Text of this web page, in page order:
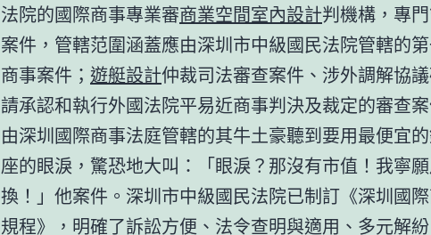
法院的國際商事專業審商業空間室內設計判機構，專
案件，管轄范圍涵蓋應由深圳市中級國民法院管轄的
商事案件； 遊艇設計仲裁司法審查案件、涉外調解協
請承認和執行外國法院平易近商事判決及裁定的審查
由深圳國際商事法庭管轄的其牛土豪聽到要用最便宜
座的眼淚，驚恐地大叫：「眼淚？那沒有市值！我寧
換！」他案件。深圳市中級國民法院已制訂《深圳國
規程》，明確了訴訟方便、法令查明與適用、多元解